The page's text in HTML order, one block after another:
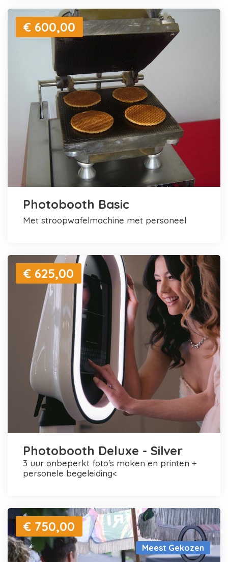
€ 600,00
Photobooth Basic
met stroopwafelmachine met personeel
€ 625,00
Photobooth Deluxe - Silver
3 uur onbeperkt foto's maken en printen +
personele begeleiding<
Meest Gekozen
€ 750,00